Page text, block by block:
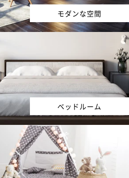
モダンな空間
ベッドルーム